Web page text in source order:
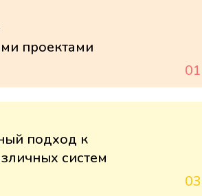
проектами
подход к
систем